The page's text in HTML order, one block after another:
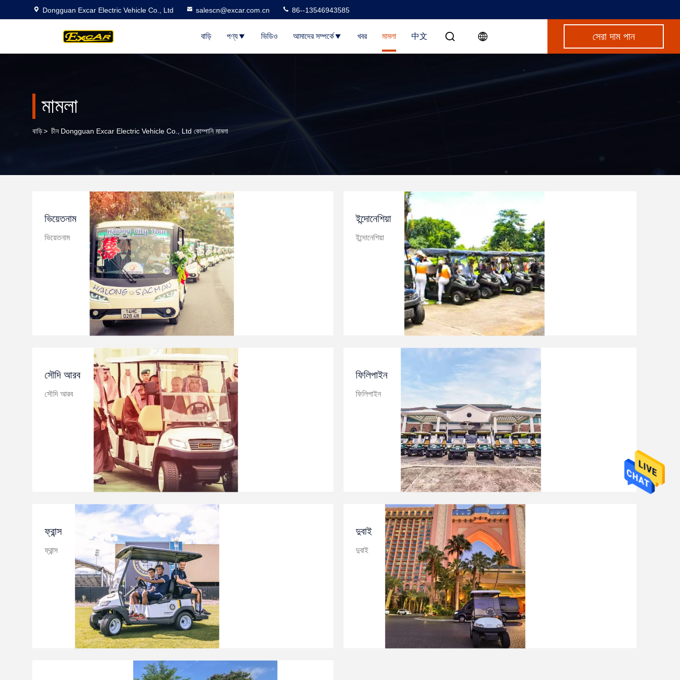
Dongguan Excar Electric Vehicle Co., Ltd salescn@excar.com.cn 86--13546943585
বাড়ি পণ্য ভিডিও আমাদের সম্পর্কে খবর মামলা 中文 সেরা দাম পান
মামলা
বাড়ি> চীন Dongguan Excar Electric Vehicle Co., Ltd কোম্পানি মামলা
ভিয়েতনাম
ভিয়েতনাম
ইন্দোনেশিয়া
ইন্দোনেশিয়া
সৌদি আরব
সৌদি আরব
ফিলিপাইন
ফিলিপাইন
ফ্রান্স
ফ্রান্স
দুবাই
দুবাই